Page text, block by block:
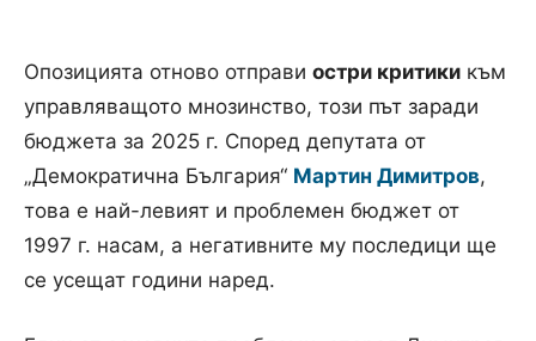
Опозицията отново отправи остри критики към
управляващото мнозинство, този път заради
бюджета за 2025 г. Според депутата от
„Демократична България“ Мартин Димитров,
това е най-левият и проблемен бюджет от
1997 г. насам, а негативните му последици ще
се усещат години наред.